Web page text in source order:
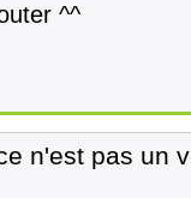
^^
n'est pas un